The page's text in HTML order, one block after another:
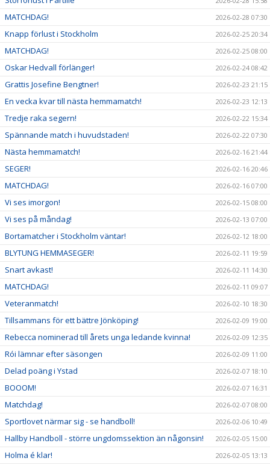
MATCHDAG! 2026-02-28 07:30
Knapp förlust i Stockholm 2026-02-25 20:34
MATCHDAG! 2026-02-25 08:00
Oskar Hedvall förlänger! 2026-02-24 08:42
Grattis Josefine Bengtner! 2026-02-23 21:15
En vecka kvar till nästa hemmamatch! 2026-02-23 12:13
Tredje raka segern! 2026-02-22 15:34
Spännande match i huvudstaden! 2026-02-22 07:30
Nästa hemmamatch! 2026-02-16 21:44
SEGER! 2026-02-16 20:46
MATCHDAG! 2026-02-16 07:00
Vi ses imorgon! 2026-02-15 08:00
Vi ses på måndag! 2026-02-13 07:00
Bortamatcher i Stockholm väntar! 2026-02-12 18:00
BLYTUNG HEMMASEGER! 2026-02-11 19:59
Snart avkast! 2026-02-11 14:30
MATCHDAG! 2026-02-11 09:07
Veteranmatch! 2026-02-10 18:30
Tillsammans för ett bättre Jönköping! 2026-02-09 19:00
Rebecca nominerad till årets unga ledande kvinna! 2026-02-09 12:35
Rói lämnar efter säsongen 2026-02-09 11:00
Delad poäng i Ystad 2026-02-07 18:10
BOOOM! 2026-02-07 16:31
Matchdag! 2026-02-07 08:00
Sportlovet närmar sig - se handboll! 2026-02-06 10:49
Hallby Handboll - större ungdomssektion än någonsin! 2026-02-05 15:00
Holma é klar! 2026-02-05 13:13